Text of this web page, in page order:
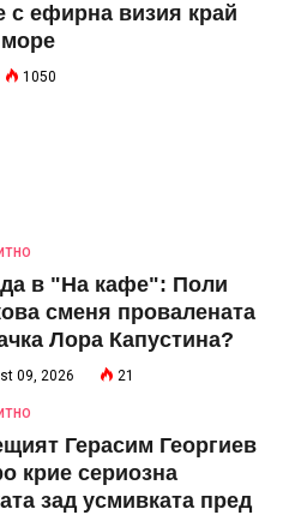
с ефирна визия край
1050
в "На кафе": Поли
сменя провалената
Лора Капустина?
09, 2026 21
Герасим Георгиев
крие сериозна
зад усмивката пред